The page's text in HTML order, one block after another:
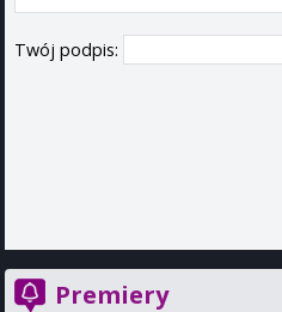
Twój podpis:
Premiery